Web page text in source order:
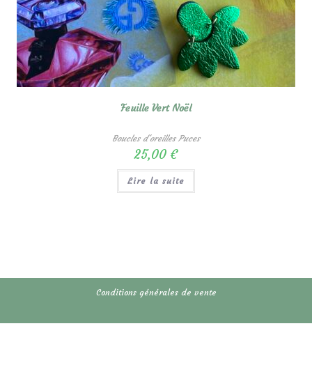
Feuille Vert Noël
Boucles d'oreilles Puces
25,00 €
Lire la suite
Conditions générales de vente